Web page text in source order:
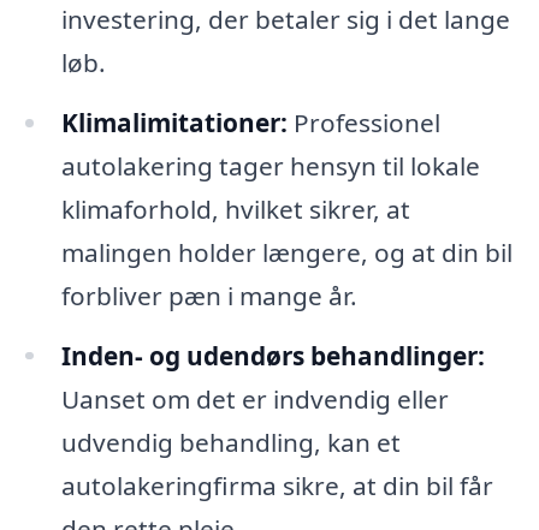
investering, der betaler sig i det lange
løb.
Klimalimitationer: Professionel
autolakering tager hensyn til lokale
klimaforhold, hvilket sikrer, at
malingen holder længere, og at din bil
forbliver pæn i mange år.
Inden- og udendørs behandlinger:
Uanset om det er indvendig eller
udvendig behandling, kan et
autolakeringfirma sikre, at din bil får